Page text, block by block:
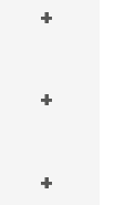
+
+
+